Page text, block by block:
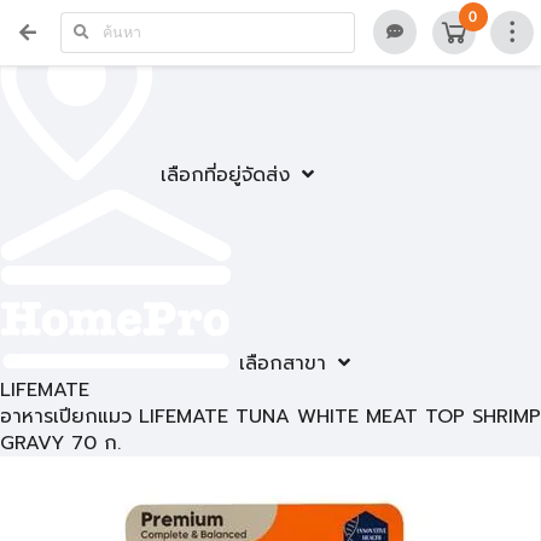
เลือกที่อยู่จัดส่ง
เลือกสาขา
0
LIFEMATE
อาหารเปียกแมว LIFEMATE TUNA WHITE MEAT TOP SHRIMP
GRAVY 70 ก.